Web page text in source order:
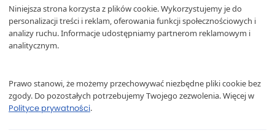
Zadzwoń Polska
Zadzwoń Anglia
ul. Okrzei 130
42-300 Myszków
+48 575 356 615
Niniejsza strona korzysta z plików cookie. Wykorzystujemy je do
personalizacji treści i reklam, oferowania funkcji społecznościowych i
analizy ruchu. Informacje udostępniamy partnerom reklamowym i
analitycznym.
Prawo stanowi, że możemy przechowywać niezbędne pliki cookie bez
zgody. Do pozostałych potrzebujemy Twojego zezwolenia. Więcej w
Polityce prywatności.